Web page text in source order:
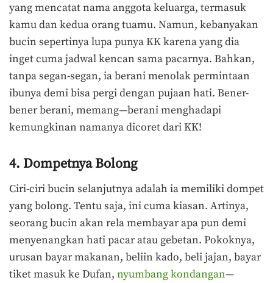
yang mencatat nama anggota keluarga, termasuk
kamu dan kedua orang tuamu. Namun, kebanyakan
bucin sepertinya lupa punya KK karena yang dia
inget cuma jadwal kencan sama pacarnya. Bahkan,
tanpa segan-segan, ia berani menolak permintaan
ibunya demi bisa pergi dengan pujaan hati. Bener-
bener berani, memang—berani menghadapi
kemungkinan namanya dicoret dari KK!
4. Dompetnya Bolong
Ciri-ciri bucin selanjutnya adalah ia memiliki dompet
yang bolong. Tentu saja, ini cuma kiasan. Artinya,
seorang bucin akan rela membayar apa pun demi
menyenangkan hati pacar atau gebetan. Pokoknya,
urusan bayar makanan, beliin kado, beli jajan, bayar
tiket masuk ke Dufan, nyumbang kondangan—